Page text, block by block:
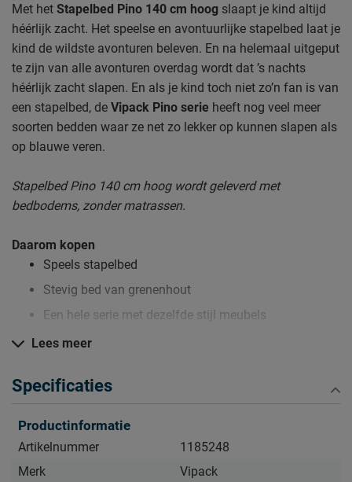
Met het Stapelbed Pino 140 cm hoog slaapt je kind altijd
héérlijk zacht. Het speelse en avontuurlijke stapelbed laat je
kind de wildste avonturen beleven. En na helemaal uitgeput
te zijn van alle avonturen overdag wordt dat ’s nachts
héérlijk zacht slapen. En als je kind toch niet zo’n fan is van
een stapelbed, de Vipack Pino serie heeft nog veel meer
soorten bedden waar ze net zo lekker op kunnen slapen als
op blauwe veren.
Stapelbed Pino 140 cm hoog wordt geleverd met
bedbodems, zonder matrassen.
Daarom kopen
Speels stapelbed
Stevig bed van grenenhout
Een hele serie met dezelfde stijl meubels
Kijk bij het kopje ‘Goed om te weten’ om alle tips & tricks te
zien.
Lees meer
Specificaties
Productinformatie
Artikelnummer
1185248
Merk
Vipack